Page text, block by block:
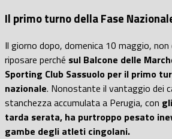
Il primo turno della Fase
Il giorno dopo, domenica 10 maggio,
riposare perché sul Balcone delle
Sporting Club Sassuolo per il primo
nazionale. Nonostante il vantaggio dei
stanchezza accumulata a Perugia, con
tarda serata, ha purtroppo pesato
gambe degli atleti cingolani.